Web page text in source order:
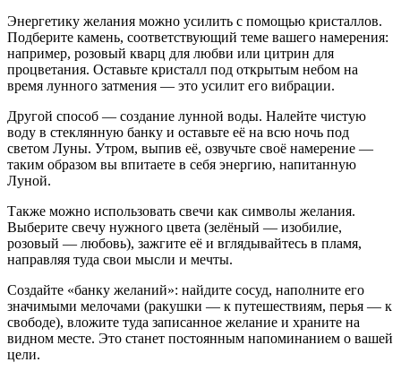
Энергетику желания можно усилить с помощью кристаллов.
Подберите камень, соответствующий теме вашего намерения:
например, розовый кварц для любви или цитрин для
процветания. Оставьте кристалл под открытым небом на
время лунного затмения — это усилит его вибрации.
Другой способ — создание лунной воды. Налейте чистую
воду в стеклянную банку и оставьте её на всю ночь под
светом Луны. Утром, выпив её, озвучьте своё намерение —
таким образом вы впитаете в себя энергию, напитанную
Луной.
Также можно использовать свечи как символы желания.
Выберите свечу нужного цвета (зелёный — изобилие,
розовый — любовь), зажгите её и вглядывайтесь в пламя,
направляя туда свои мысли и мечты.
Создайте «банку желаний»: найдите сосуд, наполните его
значимыми мелочами (ракушки — к путешествиям, перья — к
свободе), вложите туда записанное желание и храните на
видном месте. Это станет постоянным напоминанием о вашей
цели.